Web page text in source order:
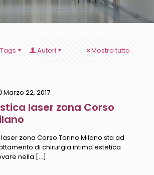
Tags Autori Mostra tutto
Marzo 22, 2017
laser zona Corso
zona Corso Torino Milano sta ad
di chirurgia intima estetica
nella […]